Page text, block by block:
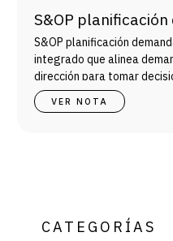
S&OP
cómo mejora la
S&OP planificación
integrado que alinea
dirección para tomar
VER NOTA
CATEGORÍAS